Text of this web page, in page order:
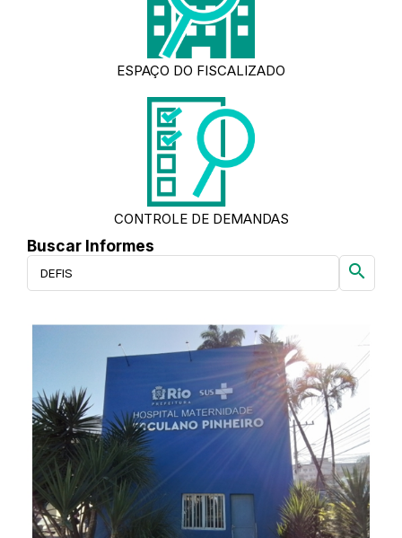
ESPAÇO DO FISCALIZADO
CONTROLE DE DEMANDAS
Buscar Informes
search